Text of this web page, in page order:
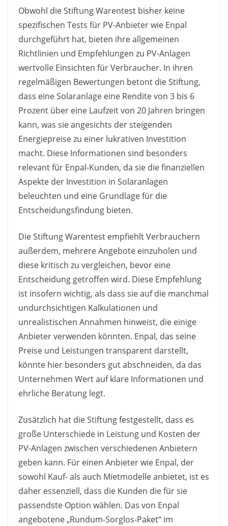
Obwohl die Stiftung Warentest bisher keine
spezifischen Tests für PV-Anbieter wie Enpal
durchgeführt hat, bieten ihre allgemeinen
Richtlinien und Empfehlungen zu PV-Anlagen
wertvolle Einsichten für Verbraucher. In ihren
regelmäßigen Bewertungen betont die Stiftung,
dass eine Solaranlage eine Rendite von 3 bis 6
Prozent über eine Laufzeit von 20 Jahren bringen
kann, was sie angesichts der steigenden
Energiepreise zu einer lukrativen Investition
macht. Diese Informationen sind besonders
relevant für Enpal-Kunden, da sie die finanziellen
Aspekte der Investition in Solaranlagen
beleuchten und eine Grundlage für die
Entscheidungsfindung bieten.
Die Stiftung Warentest empfiehlt Verbrauchern
außerdem, mehrere Angebote einzuholen und
diese kritisch zu vergleichen, bevor eine
Entscheidung getroffen wird. Diese Empfehlung
ist insofern wichtig, als dass sie auf die manchmal
undurchsichtigen Kalkulationen und
unrealistischen Annahmen hinweist, die einige
Anbieter verwenden könnten. Enpal, das seine
Preise und Leistungen transparent darstellt,
könnte hier besonders gut abschneiden, da das
Unternehmen Wert auf klare Informationen und
ehrliche Beratung legt.
Zusätzlich hat die Stiftung festgestellt, dass es
große Unterschiede in Leistung und Kosten der
PV-Anlagen zwischen verschiedenen Anbietern
geben kann. Für einen Anbieter wie Enpal, der
sowohl Kauf- als auch Mietmodelle anbietet, ist es
daher essenziell, dass die Kunden die für sie
passendste Option wählen. Das von Enpal
angebotene „Rundum-Sorglos-Paket“ im